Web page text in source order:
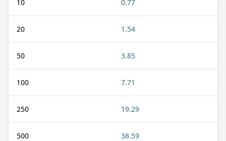
10 0.77
20 1.54
50 3.85
100 7.71
250 19.29
500 38.59